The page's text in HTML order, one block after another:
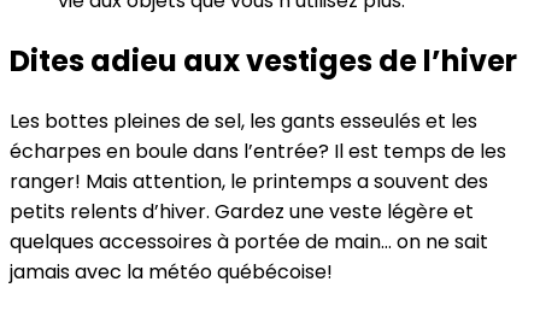
Dites adieu aux vestiges de l’hiver
Les bottes pleines de sel, les gants esseulés et les
écharpes en boule dans l’entrée? Il est temps de les
ranger! Mais attention, le printemps a souvent des
petits relents d’hiver. Gardez une veste légère et
quelques accessoires à portée de main… on ne sait
jamais avec la météo québécoise!